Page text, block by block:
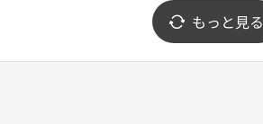
もっと見る